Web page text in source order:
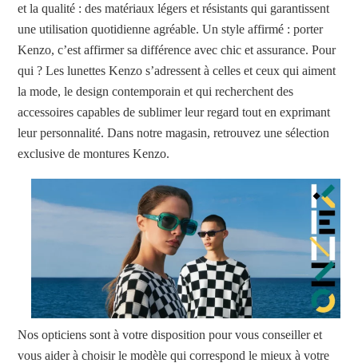
et la qualité : des matériaux légers et résistants qui garantissent
une utilisation quotidienne agréable. Un style affirmé : porter
Kenzo, c’est affirmer sa différence avec chic et assurance. Pour
qui ? Les lunettes Kenzo s’adressent à celles et ceux qui aiment
la mode, le design contemporain et qui recherchent des
accessoires capables de sublimer leur regard tout en exprimant
leur personnalité. Dans notre magasin, retrouvez une sélection
exclusive de montures Kenzo.
Nos opticiens sont à votre disposition pour vous conseiller et
vous aider à choisir le modèle qui correspond le mieux à votre